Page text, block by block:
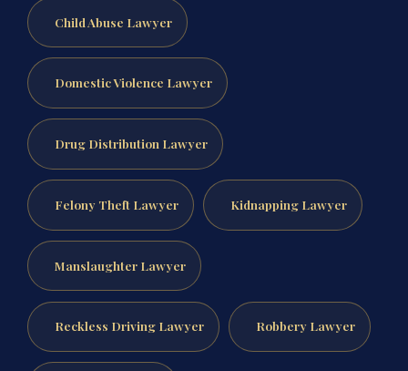
Child Abuse Lawyer
Domestic Violence Lawyer
Drug Distribution Lawyer
Felony Theft Lawyer Kidnapping Lawyer
Manslaughter Lawyer
Reckless Driving Lawyer Robbery Lawyer